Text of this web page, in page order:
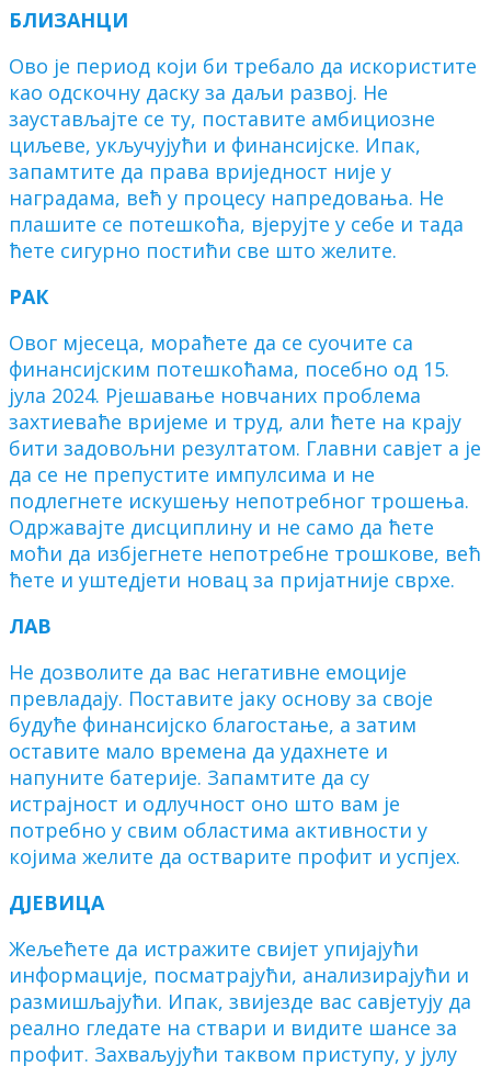
БЛИЗАНЦИ
Ово је период који би требало да искористите
као одскочну даску за даљи развој. Не
заустављајте се ту, поставите амбициозне
циљеве, укључујући и финансијске. Ипак,
запамтите да права вриједност није у
наградама, већ у процесу напредовања. Не
плашите се потешкоћа, вјерујте у себе и тада
ћете сигурно постићи све што желите.
РАК
Овог мјесеца, мораћете да се суочите са
финансијским потешкоћама, посебно од 15.
јула 2024. Рјешавање новчаних проблема
захтиеваће вријеме и труд, али ћете на крају
бити задовољни резултатом. Главни савјет а је
да се не препустите импулсима и не
подлегнете искушењу непотребног трошења.
Одржавајте дисциплину и не само да ћете
моћи да избјегнете непотребне трошкове, већ
ћете и уштедјети новац за пријатније сврхе.
ЛАВ
Не дозволите да вас негативне емоције
превладају. Поставите јаку основу за своје
будуће финансијско благостање, а затим
оставите мало времена да удахнете и
напуните батерије. Запамтите да су
истрајност и одлучност оно што вам је
потребно у свим областима активности у
којима желите да остварите профит и успјех.
ДЈЕВИЦА
Жељећете да истражите свијет упијајући
информације, посматрајући, анализирајући и
размишљајући. Ипак, звијезде вас савјетују да
реално гледате на ствари и видите шансе за
профит. Захваљујући таквом приступу, у јулу